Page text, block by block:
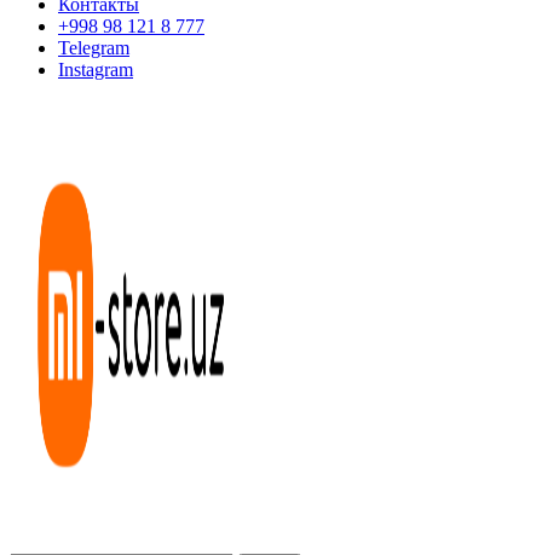
Контакты
+998 98 121 8 777
Telegram
Instagram